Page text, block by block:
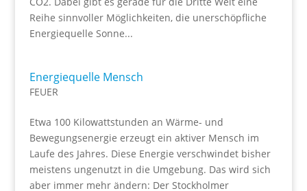
Reihe sinnvoller Möglichkeiten, die unerschöpfliche
Energiequelle Sonne...
Energiequelle Mensch
FEUER
Etwa 100 Kilowattstunden an Wärme- und
Bewegungsenergie erzeugt ein aktiver Mensch im
Laufe des Jahres. Diese Energie verschwindet bisher
meistens ungenutzt in die Umgebung. Das wird sich
aber immer mehr ändern: Der Stockholmer